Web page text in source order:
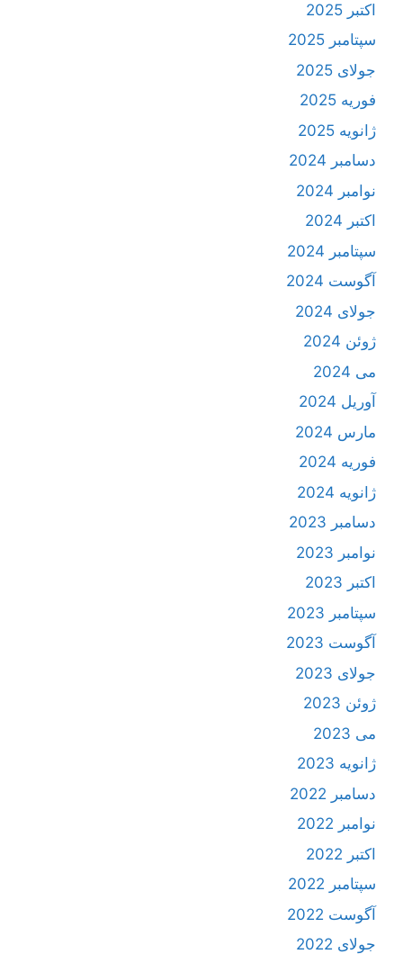
اکتبر 2025
سپتامبر 2025
جولای 2025
فوریه 2025
ژانویه 2025
دسامبر 2024
نوامبر 2024
اکتبر 2024
سپتامبر 2024
آگوست 2024
جولای 2024
ژوئن 2024
می 2024
آوریل 2024
مارس 2024
فوریه 2024
ژانویه 2024
دسامبر 2023
نوامبر 2023
اکتبر 2023
سپتامبر 2023
آگوست 2023
جولای 2023
ژوئن 2023
می 2023
ژانویه 2023
دسامبر 2022
نوامبر 2022
اکتبر 2022
سپتامبر 2022
آگوست 2022
جولای 2022